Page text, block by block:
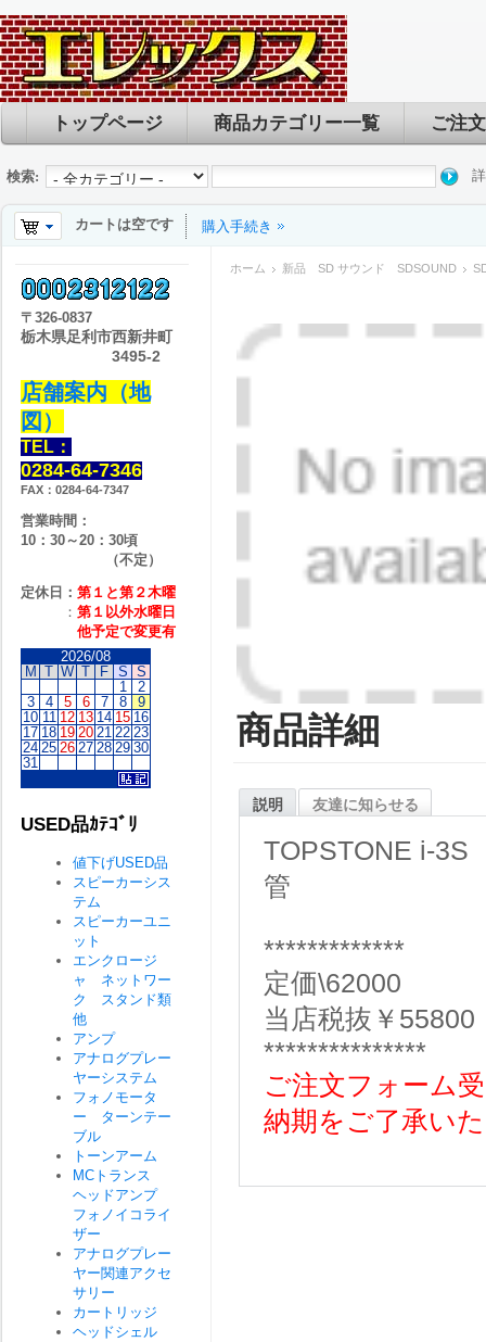
トップページ 商品カテゴリー一覧 ご注
検索:
カートは空です 購入手続き
ホーム 新品 SD サウンド SDSOUND
商品詳細
説明 友達に知らせる
TOPSTONE i-3S
管
*************
定価\62000
当店税抜￥55800
***************
ご注文フォーム
納期をご了承い
〒 326-0837
栃木県足利市西新井町
3495-2
店舗案内（地
図）
TEL：
0284-64-7346
FAX：0284-64-7347
営業時間：
10：30～20：30頃
（不定）
定休日： 第１と第２木曜
： 第１以外水曜日
他予定で変更有
2026/08
M T W T F S S
1
2
3
4 5 6 7 8
9
10 11 12 13 14 15 16
17 18 19 20 21 22 23
24 25 26 27 28 29 30
31
USED品ｶﾃｺﾞﾘ
値下げUSED品
スピーカーシス
テム
スピーカーユニ
ット
エンクロージ
ャ ネットワー
ク スタンド類
他
アンプ
アナログプレー
ヤーシステム
フォノモータ
ー ターンテー
ブル
トーンアーム
MCトランス
ヘッドアンプ
フォノイコライ
ザー
アナログプレー
ヤー関連アクセ
サリー
カートリッジ
ヘッドシェル